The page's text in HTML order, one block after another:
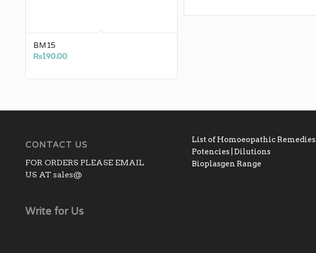
BM15
₨190.00
CONTACT US
FOR ORDERS PLEASE EMAIL
US AT sales@
Write for Us
List of Homoeopathic Remedies |
Potencies | Dilutions
Bioplasgen Range